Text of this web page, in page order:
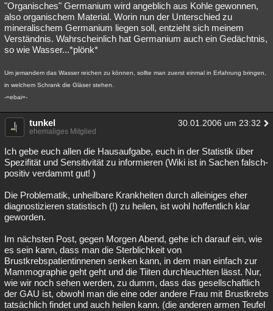
"Organisches" Germanium wird angeblich aus Kohle gewonnen,
also organischem Material. Worin nun der Unterschied zu
mineralischem Germanium liegen soll, entzieht sich meinem
Verständnis. Wahrscheinlich hat Germanium auch ein Gedächtnis,
so wie Wasser...*plönk*
Um jemandem das Wasser reichen zu können, sollte man zuerst einmal in Erfahrung bringen,
in welchem Schrank die Gläser stehen.
-=ebai=-
tunkel 30.01.2006 um 23:32
ehemaliges Mitglied
Ich gebe euch allen die Hausaufgabe, euch in der Statistik über
Spezifität und Sensitivität zu informieren (Wiki ist in Sachen falsch-
positiv verdammt gut! )
Die Problematik, unheilbare Krankheiten durch alleiniges eher
diagnostizieren statistisch (!) zu heilen, ist wohl hoffentlich klar
geworden.
Im nächsten Post, gegen Morgen Abend, gehe ich darauf ein, wie
es sein kann, dass man die Sterblichkeit von
Brustkrebspatientinnenen senken kann, in dem man einfach zur
Mammographie geht geht und die Tiiten durchleuchten lässt. Nur,
wie wir noch sehen werden, zu dumm, dass das gesellschaftlich
der GAU ist, obwohl man die eine oder andere Frau mit Brustkrebs
tatsächlich findet und auch heilen kann. (die anderen armen Teufel